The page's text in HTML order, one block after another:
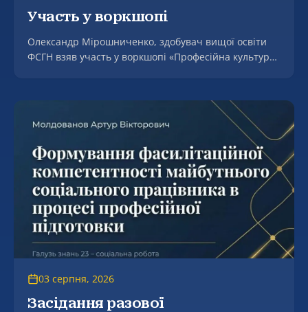
Участь у воркшопі
Олександр Мірошниченко, здобувач вищої освіти
ФСГН взяв участь у воркшопі «Професійна культура
03 серпня, 2026
Засідання разової